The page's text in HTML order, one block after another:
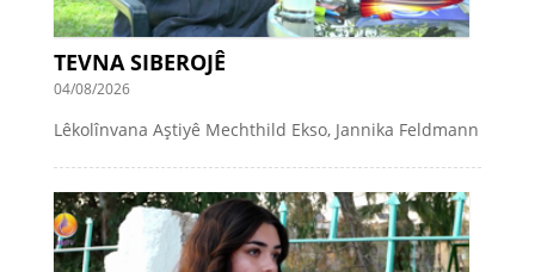
TEVNA SIBEROJÊ
04/08/2026
Lêkolînvana Aştiyê Mechthild Ekso, Jannika Feldmann